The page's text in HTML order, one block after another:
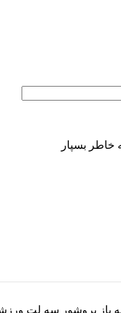
خاطر بسپار
باز بروشور سه لت